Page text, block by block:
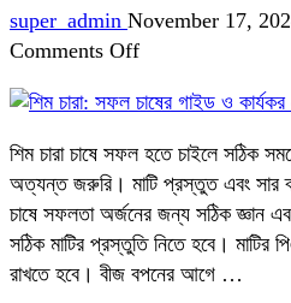
super_admin November 17,
Comments Offon
চারা:
চাষের
গাইড
ও
কার্যকর
কৌশল
শিম চারা চাষে সফল হতে চাইলে সঠিক
অত্যন্ত জরুরি। মাটি প্রস্তুত এবং সার
চাষে সফলতা অর্জনের জন্য সঠিক জ্ঞান
সঠিক মাটির প্রস্তুতি নিতে হবে।
রাখতে হবে। বীজ বপনের আগে …